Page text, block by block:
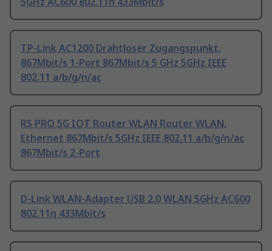
TP-Link AC1200 Drahtloser Zugangspunkt,
867Mbit/s 1-Port 867Mbit/s 5 GHz 5GHz IEEE
802.11 a/b/g/n/ac
RS PRO 5G IOT Router WLAN Router WLAN,
Ethernet 867Mbit/s 5GHz IEEE 802.11 a/b/g/n/ac
867Mbit/s 2-Port
D-Link WLAN-Adapter USB 2.0 WLAN 5GHz AC600
802.11n 433Mbit/s